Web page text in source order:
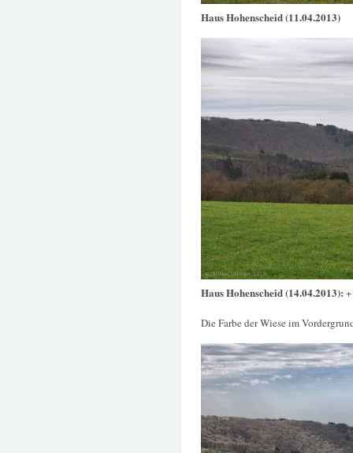
Haus Hohenscheid (11.04.2013)
Haus Hohenscheid (14.04.2013):
Die Farbe der Wiese im